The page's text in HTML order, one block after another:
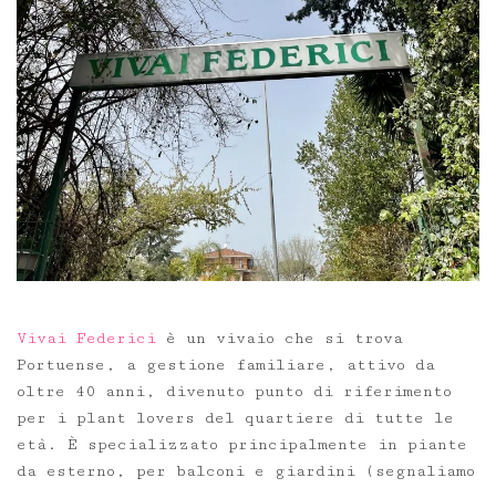
Vivai Federici è un vivaio che si trova
Portuense, a gestione familiare, attivo da
oltre 40 anni, divenuto punto di riferimento
per i plant lovers del quartiere di tutte le
età. È specializzato principalmente in piante
da esterno, per balconi e giardini (segnaliamo